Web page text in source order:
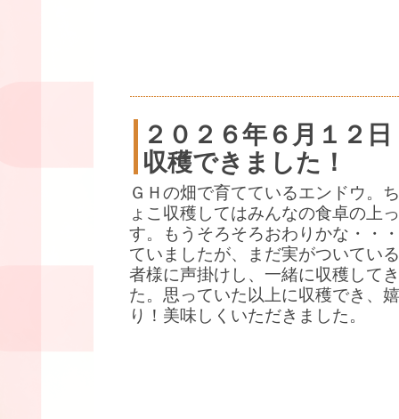
２０２６年６月１２日
収穫できました！
ＧＨの畑で育てているエンドウ。
ょこ収穫してはみんなの食卓の上
す。もうそろそろおわりかな・・
ていましたが、まだ実がついてい
者様に声掛けし、一緒に収穫して
た。思っていた以上に収穫でき、
り！美味しくいただきました。